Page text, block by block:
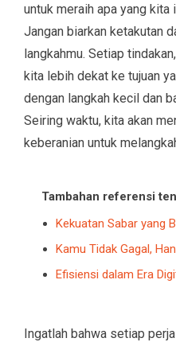
untuk meraih apa yang kita
Jangan biarkan ketakutan
langkahmu. Setiap
kita lebih dekat ke tujuan
dengan langkah kecil dan
Seiring waktu, kita akan
keberanian untuk
Tambahan referensi
Kekuatan Sabar yang
Kamu Tidak Gagal,
Efisiensi dalam Era
Ingatlah bahwa setiap